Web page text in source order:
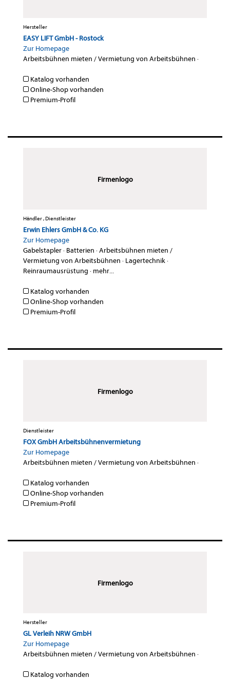
Hersteller
EASY LIFT GmbH - Rostock
Zur Homepage
Arbeitsbühnen mieten / Vermietung von Arbeitsbühnen ·
Katalog vorhanden
Online-Shop vorhanden
Premium-Profil
Firmenlogo
Händler , Dienstleister
Erwin Ehlers GmbH & Co. KG
Zur Homepage
Gabelstapler· Batterien ·Arbeitsbühnen mieten /
Vermietung von Arbeitsbühnen · Lagertechnik·
Reinraumausrüstung · mehr...
Katalog vorhanden
Online-Shop vorhanden
Premium-Profil
Firmenlogo
Dienstleister
FOX GmbH Arbeitsbühnenvermietung
Zur Homepage
Arbeitsbühnen mieten / Vermietung von Arbeitsbühnen ·
Katalog vorhanden
Online-Shop vorhanden
Premium-Profil
Firmenlogo
Hersteller
GL Verleih NRW GmbH
Zur Homepage
Arbeitsbühnen mieten / Vermietung von Arbeitsbühnen ·
Katalog vorhanden